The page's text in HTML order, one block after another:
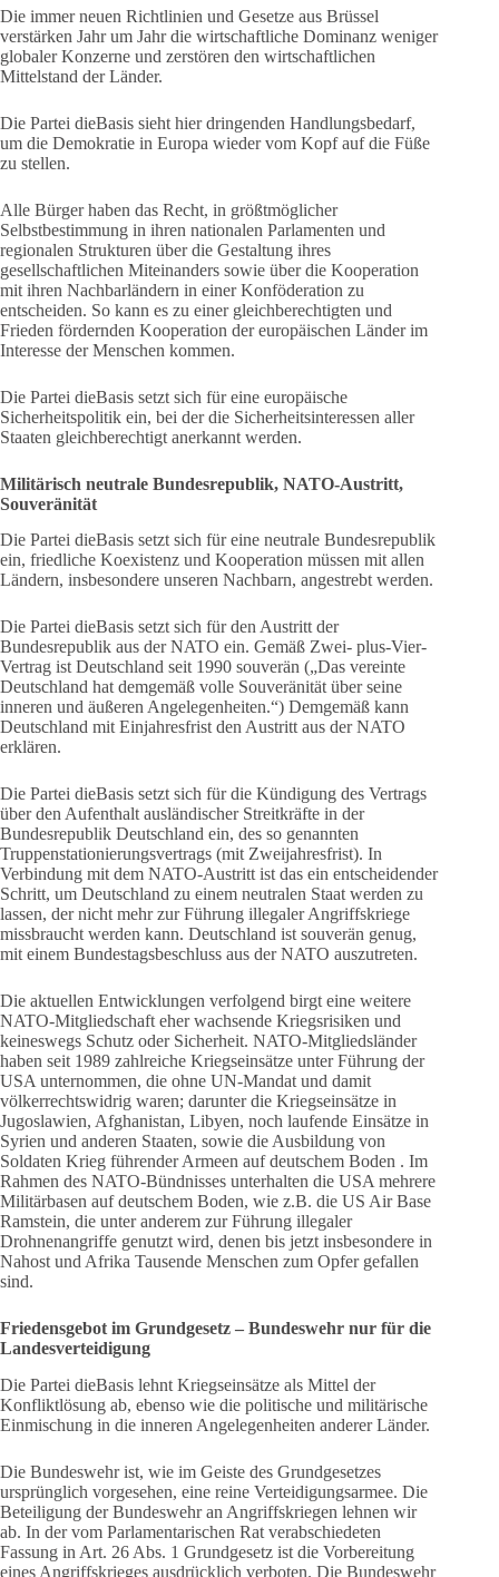
Die immer neuen Richtlinien und Gesetze aus Brüssel
verstärken Jahr um Jahr die wirtschaftliche Dominanz weniger
globaler Konzerne und zerstören den wirtschaftlichen
Mittelstand der Länder.
Die Partei dieBasis sieht hier dringenden Handlungsbedarf,
um die Demokratie in Europa wieder vom Kopf auf die Füße
zu stellen.
Alle Bürger haben das Recht, in größtmöglicher
Selbstbestimmung in ihren nationalen Parlamenten und
regionalen Strukturen über die Gestaltung ihres
gesellschaftlichen Miteinanders sowie über die Kooperation
mit ihren Nachbarländern in einer Konföderation zu
entscheiden. So kann es zu einer gleichberechtigten und
Frieden fördernden Kooperation der europäischen Länder im
Interesse der Menschen kommen.
Die Partei dieBasis setzt sich für eine europäische
Sicherheitspolitik ein, bei der die Sicherheitsinteressen aller
Staaten gleichberechtigt anerkannt werden.
Militärisch neutrale Bundesrepublik, NATO-Austritt,
Souveränität
Die Partei dieBasis setzt sich für eine neutrale Bundesrepublik
ein, friedliche Koexistenz und Kooperation müssen mit allen
Ländern, insbesondere unseren Nachbarn, angestrebt werden.
Die Partei dieBasis setzt sich für den Austritt der
Bundesrepublik aus der NATO ein. Gemäß Zwei- plus-Vier-
Vertrag ist Deutschland seit 1990 souverän („Das vereinte
Deutschland hat demgemäß volle Souveränität über seine
inneren und äußeren Angelegenheiten.“) Demgemäß kann
Deutschland mit Einjahresfrist den Austritt aus der NATO
erklären.
Die Partei dieBasis setzt sich für die Kündigung des Vertrags
über den Aufenthalt ausländischer Streitkräfte in der
Bundesrepublik Deutschland ein, des so genannten
Truppenstationierungsvertrags (mit Zweijahresfrist). In
Verbindung mit dem NATO-Austritt ist das ein entscheidender
Schritt, um Deutschland zu einem neutralen Staat werden zu
lassen, der nicht mehr zur Führung illegaler Angriffskriege
missbraucht werden kann. Deutschland ist souverän genug,
mit einem Bundestagsbeschluss aus der NATO auszutreten.
Die aktuellen Entwicklungen verfolgend birgt eine weitere
NATO-Mitgliedschaft eher wachsende Kriegsrisiken und
keineswegs Schutz oder Sicherheit. NATO-Mitgliedsländer
haben seit 1989 zahlreiche Kriegseinsätze unter Führung der
USA unternommen, die ohne UN-Mandat und damit
völkerrechtswidrig waren; darunter die Kriegseinsätze in
Jugoslawien, Afghanistan, Libyen, noch laufende Einsätze in
Syrien und anderen Staaten, sowie die Ausbildung von
Soldaten Krieg führender Armeen auf deutschem Boden . Im
Rahmen des NATO-Bündnisses unterhalten die USA mehrere
Militärbasen auf deutschem Boden, wie z.B. die US Air Base
Ramstein, die unter anderem zur Führung illegaler
Drohnenangriffe genutzt wird, denen bis jetzt insbesondere in
Nahost und Afrika Tausende Menschen zum Opfer gefallen
sind.
Friedensgebot im Grundgesetz – Bundeswehr nur für die
Landesverteidigung
Die Partei dieBasis lehnt Kriegseinsätze als Mittel der
Konfliktlösung ab, ebenso wie die politische und militärische
Einmischung in die inneren Angelegenheiten anderer Länder.
Die Bundeswehr ist, wie im Geiste des Grundgesetzes
ursprünglich vorgesehen, eine reine Verteidigungsarmee. Die
Beteiligung der Bundeswehr an Angriffskriegen lehnen wir
ab. In der vom Parlamentarischen Rat verabschiedeten
Fassung in Art. 26 Abs. 1 Grundgesetz ist die Vorbereitung
eines Angriffskrieges ausdrücklich verboten. Die Bundeswehr